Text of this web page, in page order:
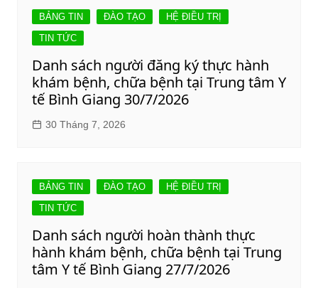
BẢNG TIN ĐÀO TẠO
HỆ ĐIỀU TRỊ
TIN TỨC
Danh sách người đăng ký thực hành
khám bệnh, chữa bệnh tại Trung tâm Y
tế Bình Giang 30/7/2026
30 Tháng 7, 2026
BẢNG TIN ĐÀO TẠO
HỆ ĐIỀU TRỊ
TIN TỨC
Danh sách người hoàn thành thực
hành khám bệnh, chữa bệnh tại Trung
tâm Y tế Bình Giang 27/7/2026